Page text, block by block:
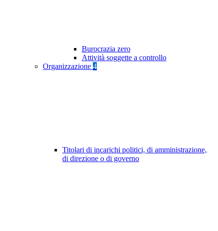
Burocrazia zero
Attività soggette a controllo
Organizzazione 4
Titolari di incarichi politici, di amministrazione,
di direzione o di governo